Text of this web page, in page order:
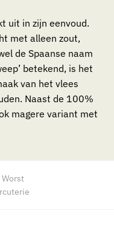
uit in zijn eenvoud.
met alleen zout,
de Spaanse naam
betekend, is het
van het vlees
Naast de 100%
magere variant met
Worst